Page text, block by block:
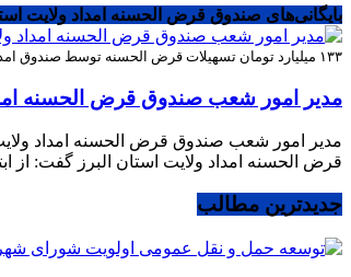
بایگانی‌های صندوق قرض الحسنه امداد ولایت
۱۳۳ میلیارد تومان تسهیلات قرض الحسنه توسط صندوق امداد ولایت استان به ۵۵۰۰ نفر از مددجویان کمیته امداد و نیازمندان پرداخت شده است.
مدیر امور شعب صندوق قرض الحسنه امداد ولایت استان خبرداد: رشد ۳۰ درصدی پرداخت
قرض الحسنه امداد ولایت استان البرز گفت: از ابتدای سال‌جاری تاکنون بیش از ۱۳۳ میلیارد
جدیدترین مطالب